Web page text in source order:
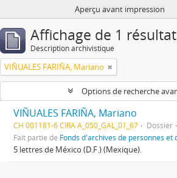
Aperçu avant impression
Affichage de 1
Description archivistique
VIÑUALES FARIÑA, Mariano
Options de recherche
VIÑUALES FARIÑA, Mariano
CH 001181-6 CIRA A_050_GAL_01_67 Dossier
Fait partie de Fonds d'archives de personnes et
5 lettres de México (D.F.) (Mexique).